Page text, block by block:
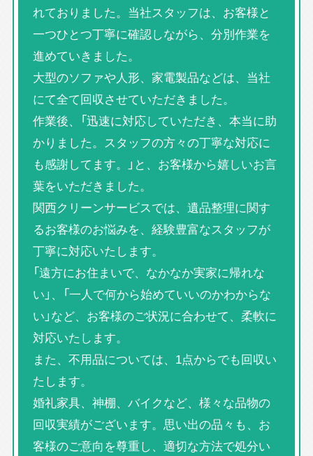
れておりました。当社スタッフは、お客様と
一つひとつ丁寧に確認しながら、分別作業を
進めていきました。
大型のソファや人形、家電製品などは、当社
にて全て回収させていただきました。
作業後、「迅速に対応していただき、本当に助
かりました。スタッフの方々の丁寧な対応に
も感謝してます。」と、お客様から嬉しいお言
葉をいただきました。
関西クリーンサービスでは、遺品整理に関す
るお客様のお悩みを、経験豊富なスタッフが
丁寧に対応いたします。
「遠方にお住まいで、なかなか実家に帰れな
い」、「一人で何から始めていいのかわからな
い」など、お客様のご状況に合わせて、柔軟に
対応いたします。
また、不用品については、1点からでも回収い
たします。
婚礼家具、神棚、バイクなど、様々な品物の
回収実績がございます。思い出の品々も、お
客様のご意向を尊重し、適切な方法で処分い